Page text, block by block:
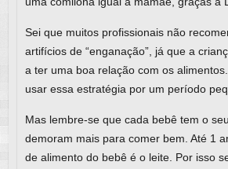
Sei que muitos profissionais não
artifícios de “enganação”, já que a
a ter uma boa relação com os
usar essa estratégia por um período
Mas lembre-se que cada bebê tem o
demoram mais para comer bem. Até 1
de alimento do bebê é o leite. Por isso